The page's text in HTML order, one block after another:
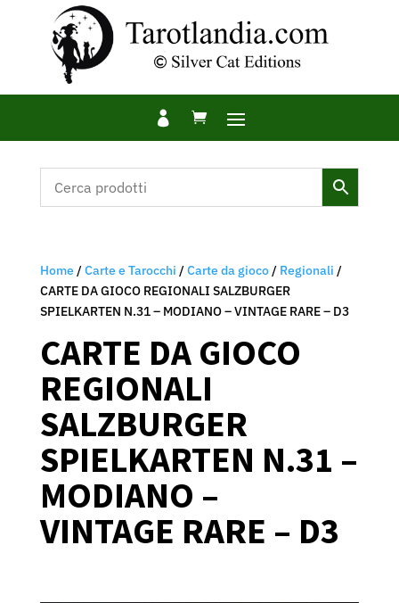

Home/Carte e Tarocchi /Carte da gioco/ Regionali /
CARTE DA GIOCO REGIONALI SALZBURGER
SPIELKARTEN N.31 – MODIANO – VINTAGE RARE – D3
CARTE DA GIOCO
REGIONALI
SALZBURGER
SPIELKARTEN N.31 –
MODIANO –
VINTAGE RARE – D3